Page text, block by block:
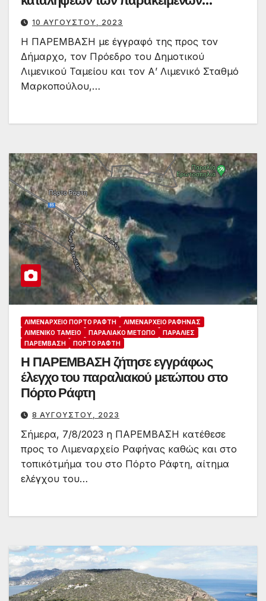
καταστημάτων
10 ΑΥΓΟΎΣΤΟΥ, 2023
Η ΠΑΡΕΜΒΑΣΗ με έγγραφό της προς τον
Δήμαρχο, τον Πρόεδρο του Δημοτικού
Λιμενικού Ταμείου και τον Α’ Λιμενικό Σταθμό
Μαρκοπούλου,…
ΛΙΜΕΝΑΡΧΕΊΟ ΠΌΡΤΟ ΡΆΦΤΗ
ΛΙΜΕΝΑΡΧΕΊΟ ΡΑΦΉΝΑΣ
ΛΙΜΕΝΙΚΌ ΤΑΜΕΊΟ
ΠΑΡΑΛΙΑΚΌ ΜΈΤΩΠΟ
ΠΑΡΑΛΊΕΣ
ΠΑΡΈΜΒΑΣΗ
ΠΌΡΤΟ ΡΆΦΤΗ
Η ΠΑΡΕΜΒΑΣΗ ζήτησε εγγράφως
έλεγχο του παραλιακού μετώπου στο
Πόρτο Ράφτη
8 ΑΥΓΟΎΣΤΟΥ, 2023
Σήμερα, 7/8/2023 η ΠΑΡΕΜΒΑΣΗ κατέθεσε
προς το Λιμεναρχείο Ραφήνας καθώς και στο
τοπικότμήμα του στο Πόρτο Ράφτη, αίτημα
ελέγχου του…